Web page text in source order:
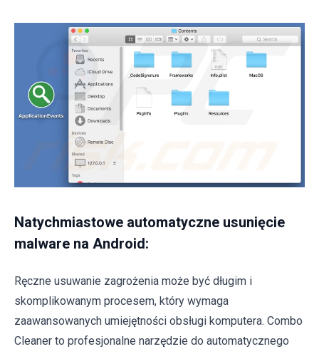
Natychmiastowe automatyczne usunięcie
malware na Android:
Ręczne usuwanie zagrożenia może być długim i
skomplikowanym procesem, który wymaga
zaawansowanych umiejętności obsługi komputera. Combo
Cleaner to profesjonalne narzędzie do automatycznego